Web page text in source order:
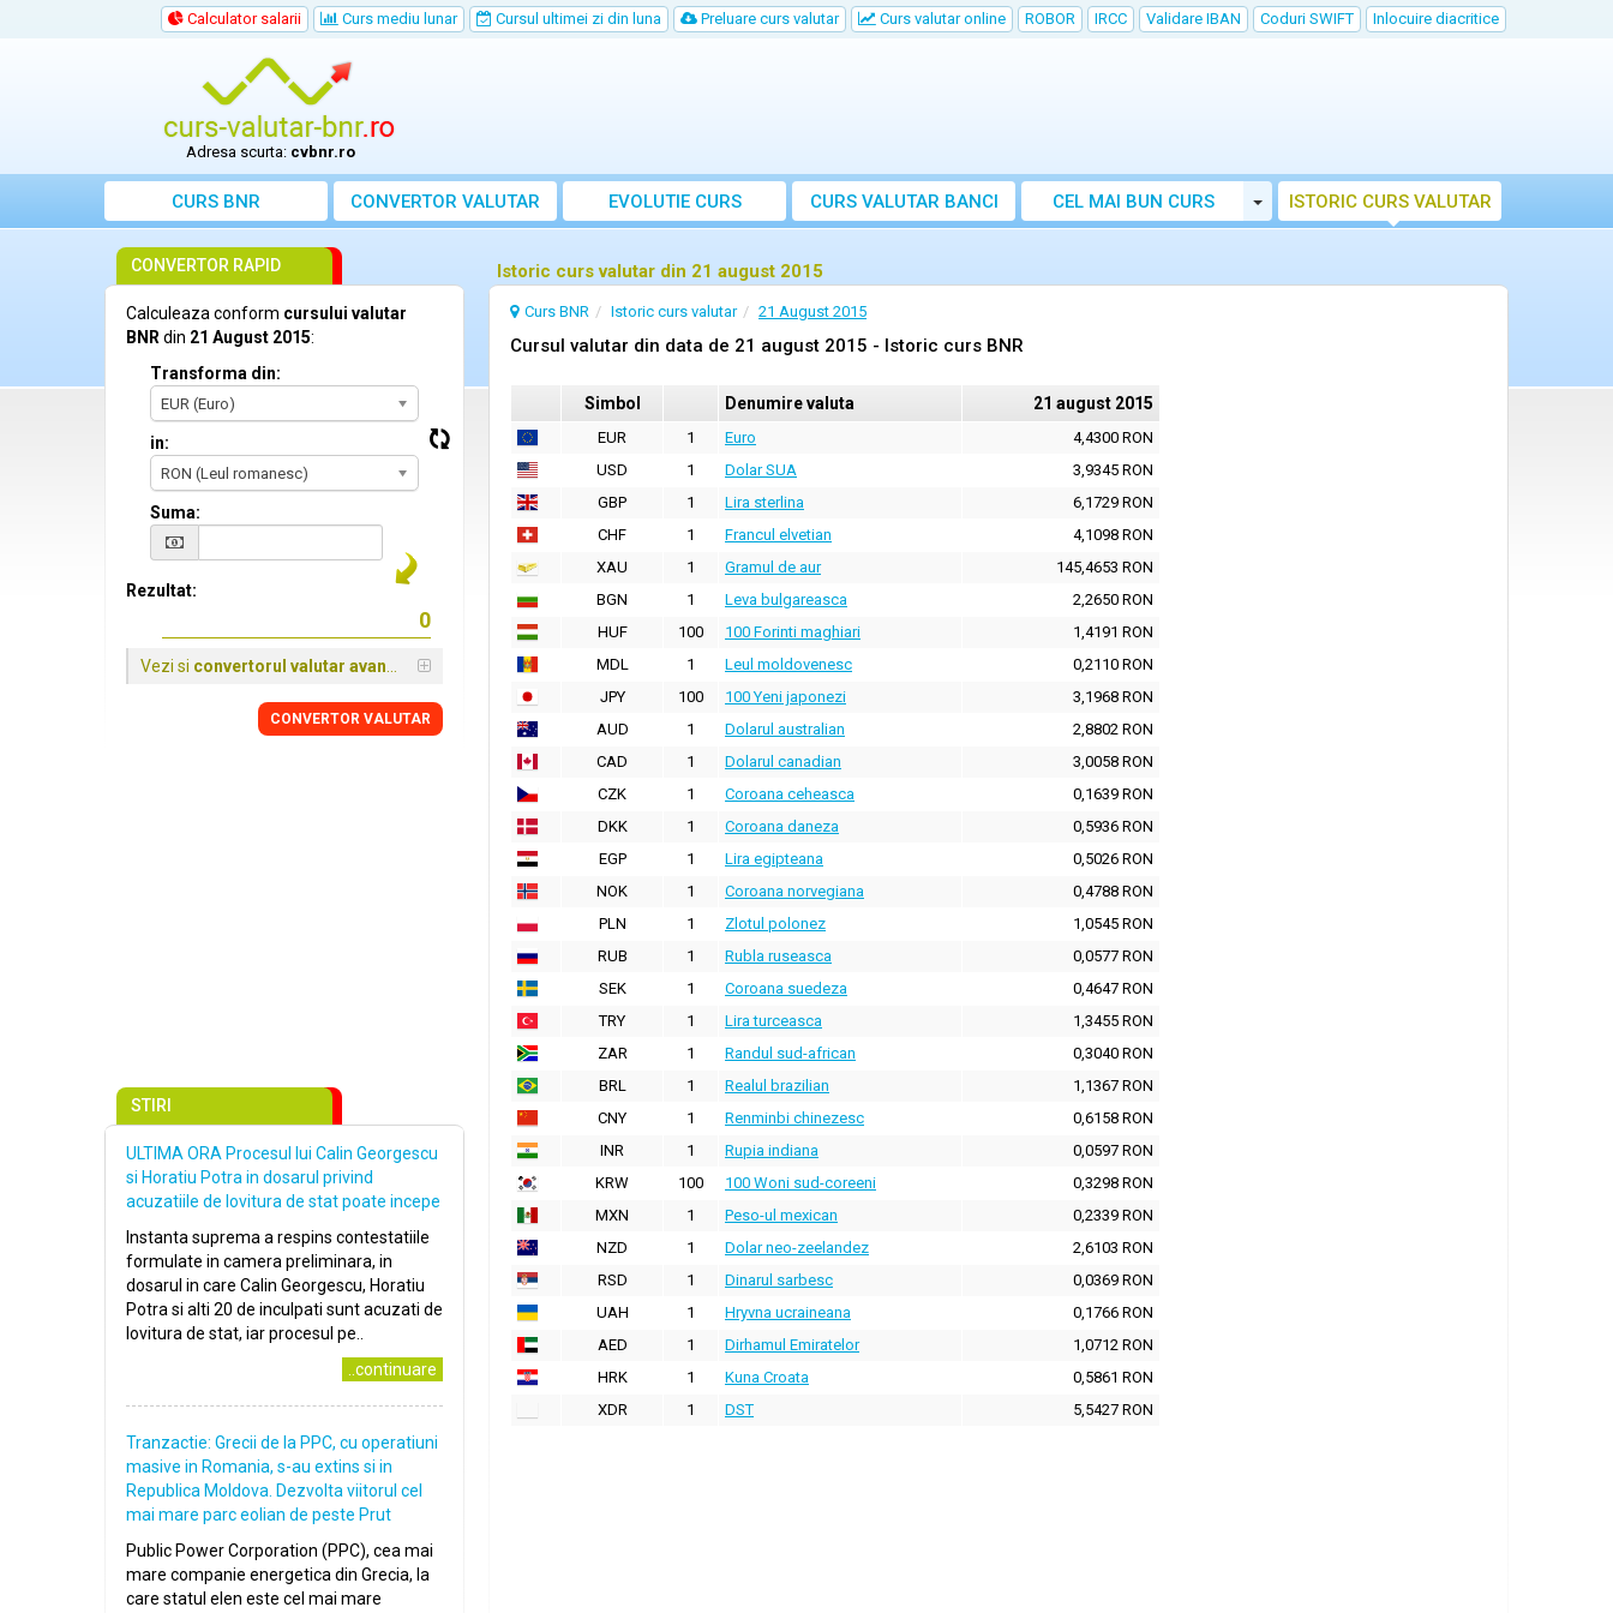
Calculator salarii Curs mediu lunar Cursul ultimei zi din luna Preluare curs valutar Curs valutar online ROBOR IRCC Validare IBAN Coduri SWIFT Inlocuire diacritice
Adresa scurta: cvbnr.ro
CURS BNR CONVERTOR VALUTAR EVOLUTIE CURS CURS VALUTAR BANCI CEL MAI BUN CURS Toggle Dropdown
ISTORIC CURS VALUTAR
Istoric curs valutar din 21 august 2015
Curs BNR Istoric curs valutar 21 August 2015
Cursul valutar din data de 21 august 2015 - Istoric curs BNR
Simbol Denumire valuta 21 august 2015
EUR 1 Euro
4,4300 RON
USD
1 Dolar SUA
3,9345 RON
GBP
1 Lira sterlina
6,1729 RON
CHF
1 Francul elvetian
4,1098 RON
XAU
1 Gramul de aur
145,4653 RON
BGN
1 Leva bulgareasca
2,2650 RON
HUF
100 100 Forinti maghiari
1,4191 RON
MDL
1 Leul moldovenesc
0,2110 RON
JPY
100 100 Yeni japonezi
3,1968 RON
AUD
1 Dolarul australian
2,8802 RON
CAD
1 Dolarul canadian
3,0058 RON
CZK
1 Coroana ceheasca
0,1639 RON
DKK
1 Coroana daneza
0,5936 RON
EGP
1 Lira egipteana
0,5026 RON
NOK
1 Coroana norvegiana
0,4788 RON
PLN
1 Zlotul polonez
1,0545 RON
RUB
1 Rubla ruseasca
0,0577 RON
SEK
1 Coroana suedeza
0,4647 RON
TRY
1 Lira turceasca
1,3455 RON
ZAR
1 Randul sud-african
0,3040 RON
BRL
1 Realul brazilian
1,1367 RON
CNY
1 Renminbi chinezesc
0,6158 RON
INR
1 Rupia indiana
0,0597 RON
KRW
100 100 Woni sud-coreeni
0,3298 RON
MXN
1 Peso-ul mexican
0,2339 RON
NZD
1 Dolar neo-zeelandez
2,6103 RON
RSD
1 Dinarul sarbesc
0,0369 RON
UAH
1 Hryvna ucraineana
0,1766 RON
AED
1 Dirhamul Emiratelor
1,0712 RON
HRK
1 Kuna Croata
0,5861 RON
XDR
1 DST 5,5427 RON
CONVERTOR RAPID
Calculeaza conform cursului valutar
BNR din 21 August 2015:
Transforma din:
EUR (Euro)
in:
RON (Leul romanesc)
Suma:
Rezultat:
Vezi si convertorul valutar avansat
CONVERTOR VALUTAR
STIRI
ULTIMA ORA Procesul lui Calin Georgescu
si Horatiu Potra in dosarul privind
acuzatiile de lovitura de stat poate incepe
Instanta suprema a respins contestatiile
formulate in camera preliminara, in
dosarul in care Calin Georgescu, Horatiu
Potra si alti 20 de inculpati sunt acuzati de
lovitura de stat, iar procesul pe..
..continuare
Tranzactie: Grecii de la PPC, cu operatiuni
masive in Romania, s-au extins si in
Republica Moldova. Dezvolta viitorul cel
mai mare parc eolian de peste Prut
Public Power Corporation (PPC), cea mai
mare companie energetica din Grecia, la
care statul elen este cel mai mare